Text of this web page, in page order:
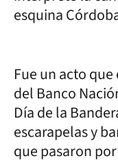
esquina
Fue un acto
del Banco
Día de la
escarapelas y
que pasaron